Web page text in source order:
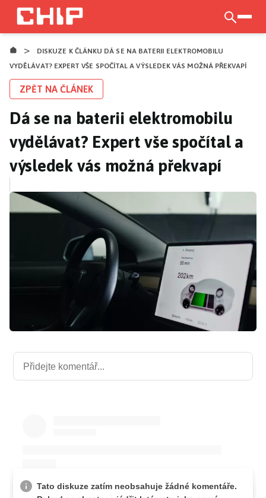
Přejít
hlavnímu
obsahu
>
DISKUZE K ČLÁNKU DÁ SE NA BATERII ELEKTROMOBILU
VYDĚLÁVAT? EXPERT VŠE SPOČÍTAL A VÝSLEDEK VÁS MOŽNÁ PŘEKVAPÍ
ZPĚT NA ČLÁNEK
Dá se na baterii elektromobilu
vydělávat? Expert vše spočítal a
výsledek vás možná překvapí